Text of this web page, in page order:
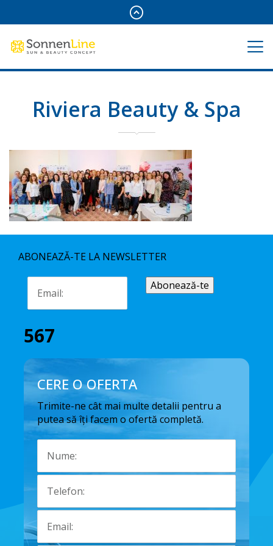
Riviera Beauty & Spa
ABONEAZĂ-TE LA NEWSLETTER
567
CERE O OFERTA
Trimite-ne cât mai multe detalii pentru a
putea să îți facem o ofertă completă.